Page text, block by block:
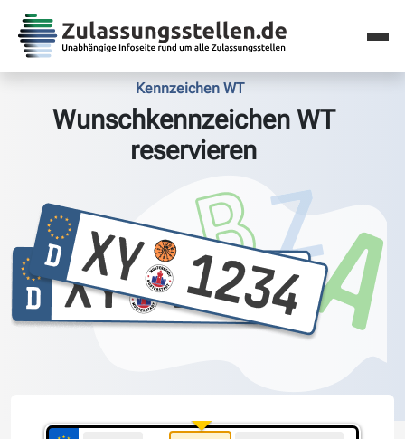
Kennzeichen WT
Wunschkennzeichen WT
reservieren